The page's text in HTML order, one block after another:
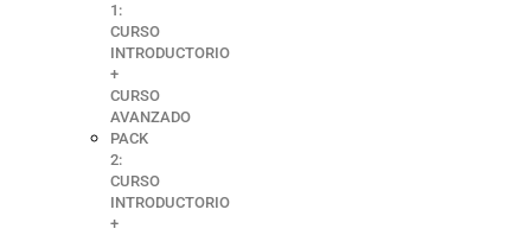
1:
CURSO
INTRODUCTORIO
+
CURSO
AVANZADO
PACK
2:
CURSO
INTRODUCTORIO
+